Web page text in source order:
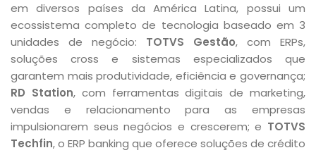
em diversos países da América Latina, possui um
ecossistema completo de tecnologia baseado em 3
unidades de negócio: TOTVS Gestão, com ERPs,
soluções cross e sistemas especializados que
garantem mais produtividade, eficiência e governança;
RD Station, com ferramentas digitais de marketing,
vendas e relacionamento para as empresas
impulsionarem seus negócios e crescerem; e TOTVS
Techfin, o ERP banking que oferece soluções de crédito